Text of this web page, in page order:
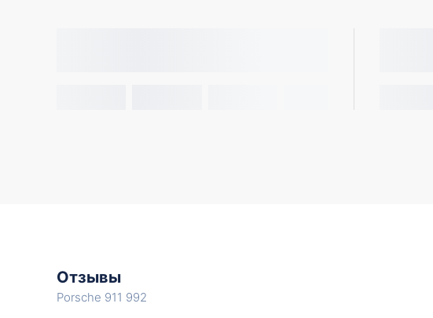
Отзывы
Porsche 911 992